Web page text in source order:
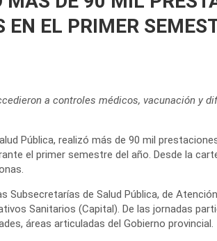
EN EL PRIMER
a controles médicos, vacunación y
Pública, realizó más de 90 mil
el primer semestre del año. Desde la
de Salud Pública, de
Sanitarios (Capital). De las jornadas
áreas articuladas del Gobierno provincial.